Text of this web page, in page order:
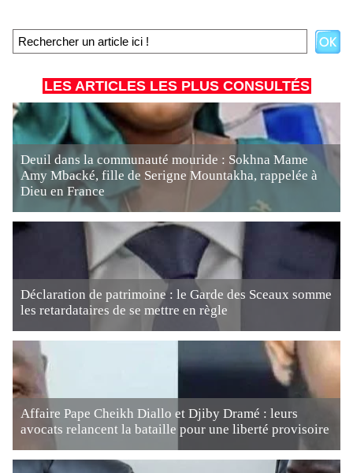
LES ARTICLES LES PLUS CONSULTÉS
Deuil dans la communauté mouride : Sokhna Mame
Amy Mbacké, fille de Serigne Mountakha, rappelée à
Dieu en France
Déclaration de patrimoine : le Garde des Sceaux somme
les retardataires de se mettre en règle
Affaire Pape Cheikh Diallo et Djiby Dramé : leurs
avocats relancent la bataille pour une liberté provisoire